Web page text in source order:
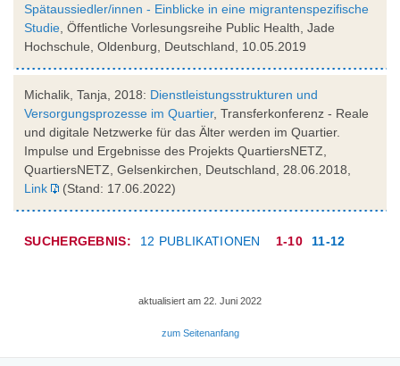
Spätaussiedler/innen - Einblicke in eine migrantenspezifische
Studie , Öffentliche Vorlesungsreihe Public Health, Jade
Hochschule, Oldenburg, Deutschland, 10.05.2019
Michalik, Tanja, 2018: Dienstleistungsstrukturen und
Versorgungsprozesse im Quartier, Transferkonferenz - Reale
und digitale Netzwerke für das Älter werden im Quartier.
Impulse und Ergebnisse des Projekts QuartiersNETZ,
QuartiersNETZ, Gelsenkirchen, Deutschland, 28.06.2018,
Link
(Stand: 17.06.2022)
SUCHERGEBNIS: 12 PUBLIKATIONEN 1-10 11-12
aktualisiert am 22. Juni 2022
zum Seitenanfang